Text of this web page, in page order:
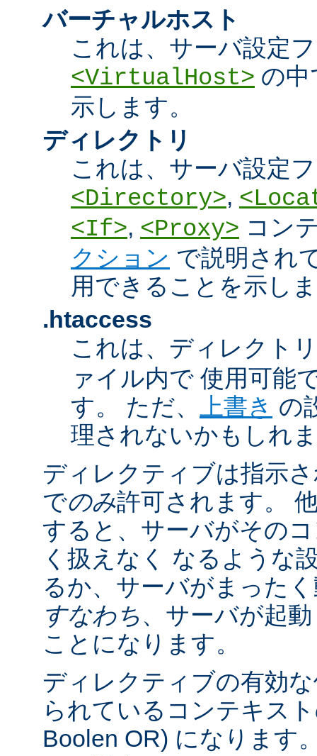
バーチャルホスト
これは、サーバ設定
<VirtualHost> の中
示します。
ディレクトリ
これは、サーバ設定
<Directory>,
<If>, <Proxy> コン
クション で説明され
用できることを示し
.htaccess
これは、ディレクトリ
ァイル内で 使用可能
す。 ただ、
上書き の
理されないかもしれ
ディレクティブは指示
でのみ許可されます。
すると、サーバがその
く扱えなく なるような
るか、サーバがまった
すなわち、サーバが起
ことになります。
ディレクティブの有効
られているコンテキス
Boolen OR) になります